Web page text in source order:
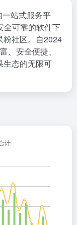
站式服务平
全可靠的软件下
粉社区。自2024
、安全便捷、
生态的无限可